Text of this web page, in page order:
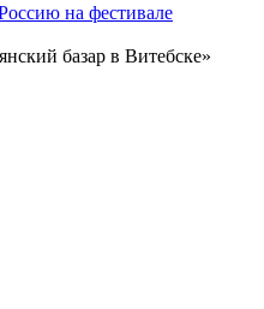
на фестивале
базар в Витебске»